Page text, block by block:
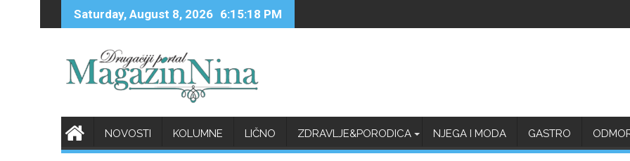
to
Saturday, August 8, 2026 6:15:19 PM
NOVOSTI KOLUMNE LIČNO ZDRAVLJE&PORODICA NJEGA I MODA GASTRO